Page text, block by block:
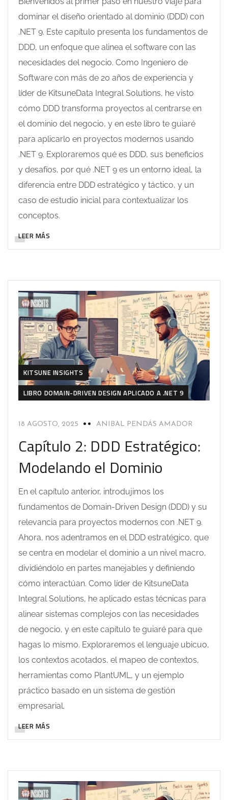
dominar el diseño orientado al dominio (DDD) con
.NET 9. Este capítulo presenta los fundamentos de
DDD, un enfoque que alinea el software con las
necesidades del negocio. Como Ingeniero de
Software con más de 20 años de experiencia y
líder de KitsuneData Integral Solutions, he visto
cómo DDD transforma proyectos al centrarse en
el dominio del negocio, y en este libro te guiaré
para aplicarlo en proyectos modernos usando
.NET 9. Exploraremos qué es DDD, sus beneficios
y desafíos, por qué .NET 9 es un entorno ideal, la
diferencia entre DDD estratégico y táctico, y un
caso de estudio inicial para contextualizar los
conceptos.
LEER MÁS
KITSUNE INSIGHTS
LIBRO DOMAIN-DRIVEN DESIGN APLICADO A .NET 9
18 AGOSTO, 2025 ANIBAL PENDÁS AMADOR
Capítulo 2: DDD Estratégico:
Modelando el Dominio
En el capítulo anterior, introdujimos los
fundamentos de Domain-Driven Design (DDD) y su
relevancia para proyectos modernos con .NET 9.
Ahora, nos adentramos en el DDD estratégico, que
se centra en modelar el dominio a un nivel macro,
dividiéndolo en partes manejables y definiendo
cómo interactúan. Como líder de KitsuneData
Integral Solutions, he aplicado estas técnicas para
alinear sistemas complejos con las necesidades
de negocio, y en este capítulo te guiaré para que
hagas lo mismo. Exploraremos el lenguaje ubicuo,
los contextos acotados, el mapeo de contextos,
herramientas como PlantUML, y un ejemplo
práctico basado en un sistema de gestión
empresarial.
LEER MÁS